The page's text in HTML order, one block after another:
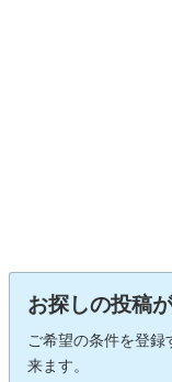
お探しの投稿
ご希望の条件を登録
来ます。